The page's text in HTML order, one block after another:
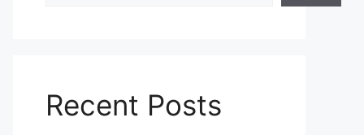
Recent Posts